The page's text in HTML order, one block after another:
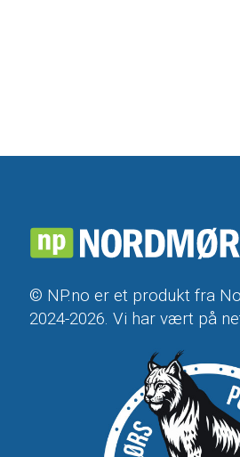
© NP.no er et produkt fra
2024-2026. Vi har vært på